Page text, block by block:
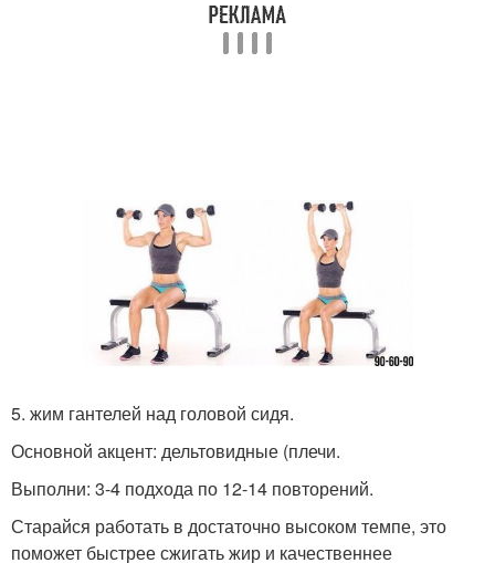
5. жим гантелей над головой сидя.
Основной акцент: дельтовидные (плечи.
Выполни: 3-4 подхода по 12-14 повторений.
Старайся работать в достаточно высоком темпе, это
поможет быстрее сжигать жир и качественнее